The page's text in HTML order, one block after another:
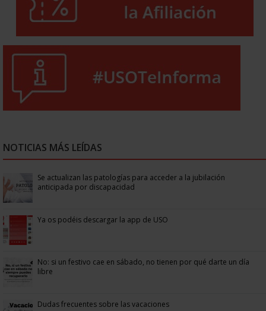
NOTICIAS MÁS LEÍDAS
Se actualizan las patologías para acceder a la jubilación
anticipada por discapacidad
Ya os podéis descargar la app de USO
No: si un festivo cae en sábado, no tienen por qué darte un día
libre
Dudas frecuentes sobre las vacaciones